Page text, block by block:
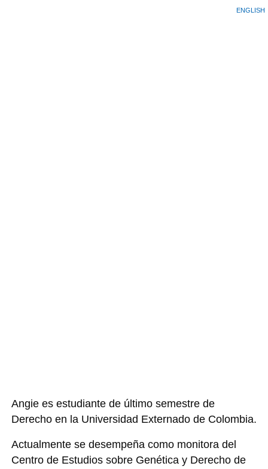
ENGLISH
Angie es estudiante de último semestre de
Derecho en la Universidad Externado de Colombia.
Actualmente se desempeña como monitora del
Centro de Estudios sobre Genética y Derecho de